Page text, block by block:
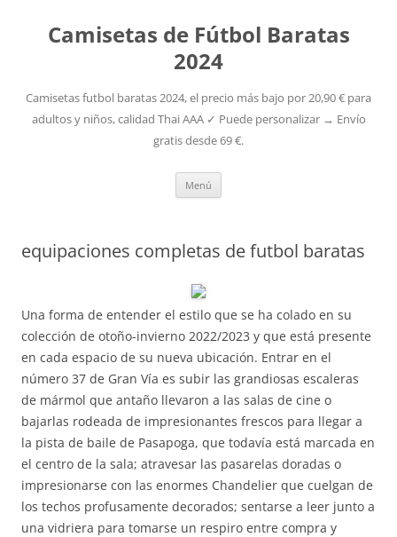
Camisetas de Fútbol Baratas
2024
Camisetas futbol baratas 2024, el precio más bajo por 20,90 € para
adultos y niños, calidad Thai AAA ✓ Puede personalizar → Envío
gratis desde 69 €.
Menú
equipaciones completas de futbol baratas
Una forma de entender el estilo que se ha colado en su
colección de otoño-invierno 2022/2023 y que está presente
en cada espacio de su nueva ubicación. Entrar en el
número 37 de Gran Vía es subir las grandiosas escaleras
de mármol que antaño llevaron a las salas de cine o
bajarlas rodeada de impresionantes frescos para llegar a
la pista de baile de Pasapoga, que todavía está marcada en
el centro de la sala; atravesar las pasarelas doradas o
impresionarse con las enormes Chandelier que cuelgan de
los techos profusamente decorados; sentarse a leer junto a
una vidriera para tomarse un respiro entre compra y